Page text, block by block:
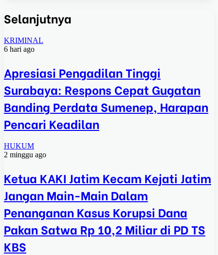
Selanjutnya
KRIMINAL
6 hari ago
Apresiasi Pengadilan Tinggi
Surabaya: Respons Cepat Gugatan
Banding Perdata Sumenep, Harapan
Pencari Keadilan
HUKUM
2 minggu ago
Ketua KAKI Jatim Kecam Kejati Jatim
Jangan Main-Main Dalam
Penanganan Kasus Korupsi Dana
Pakan Satwa Rp 10,2 Miliar di PD TS
KBS